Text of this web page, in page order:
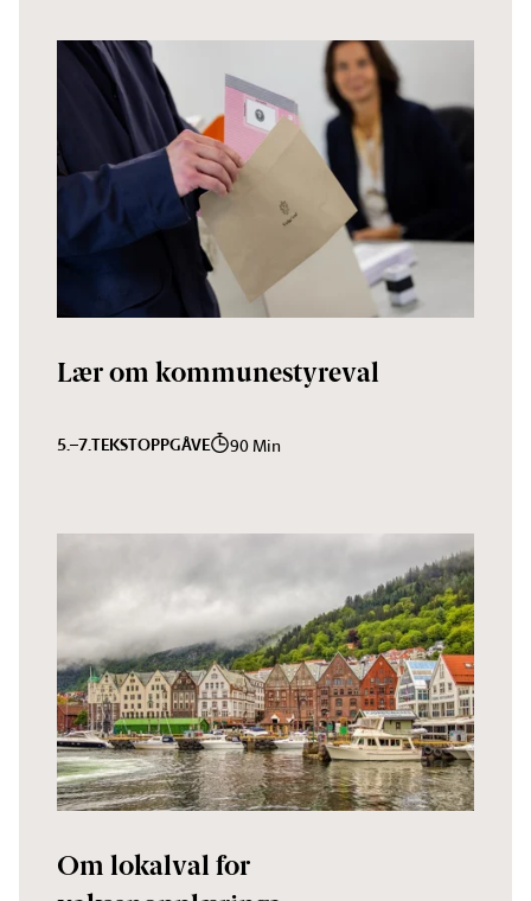
Lær om kommunestyreval
5.–7.TEKSTOPPGÅVE 90 Min
Om lokalval for